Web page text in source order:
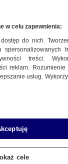
w celu zapewnienia:
do nich.
treści.
reklam.
usług.
cele